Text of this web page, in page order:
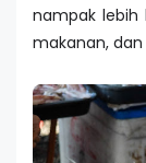
nampak lebih
makanan,